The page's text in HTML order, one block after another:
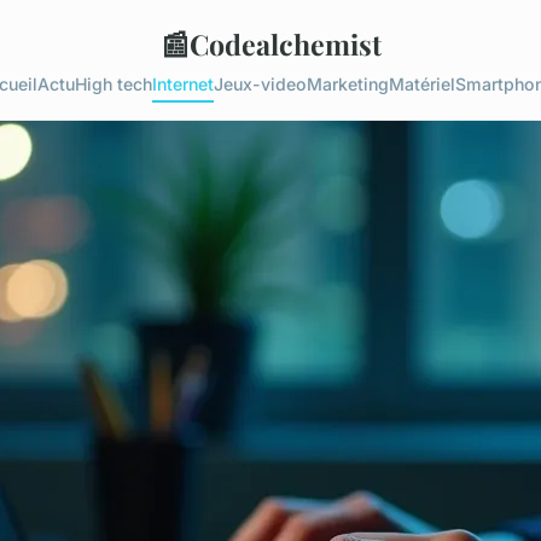
📰Codealchemist
ActuHigh techInternetJeux-videoMarketingMatériel